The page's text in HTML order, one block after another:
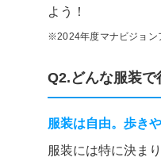
よう！
※2024年度マナビジョン
Q2.どんな服装で
服装は自由。歩き
服装には特に決ま